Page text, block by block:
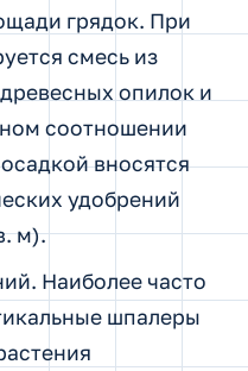
грядок. При
смесь из
опилок и
соотношении
вносятся
удобрений
м).
Наиболее часто
шпалеры